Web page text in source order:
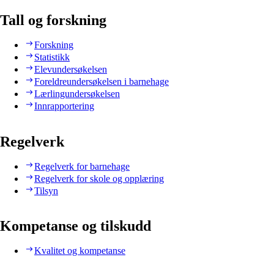
Tall og forskning
Forskning
Statistikk
Elevundersøkelsen
Foreldreundersøkelsen i barnehage
Lærlingundersøkelsen
Innrapportering
Regelverk
Regelverk for barnehage
Regelverk for skole og opplæring
Tilsyn
Kompetanse og tilskudd
Kvalitet og kompetanse